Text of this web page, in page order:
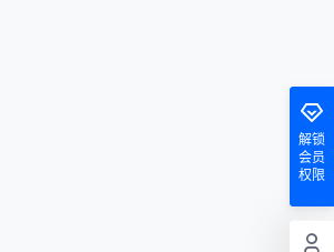
解锁
会员
权限